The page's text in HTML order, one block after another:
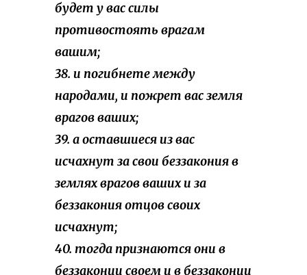
будет у вас силы
противостоять врагам
вашим;
38. и погибнете между
народами, и пожрет вас земля
врагов ваших;
39. а оставшиеся из вас
исчахнут за свои беззакония в
землях врагов ваших и за
беззакония отцов своих
исчахнут;
40. тогда признаются они в
беззаконии своем и в беззаконии